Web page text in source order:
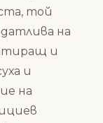
той
на
и
и
на